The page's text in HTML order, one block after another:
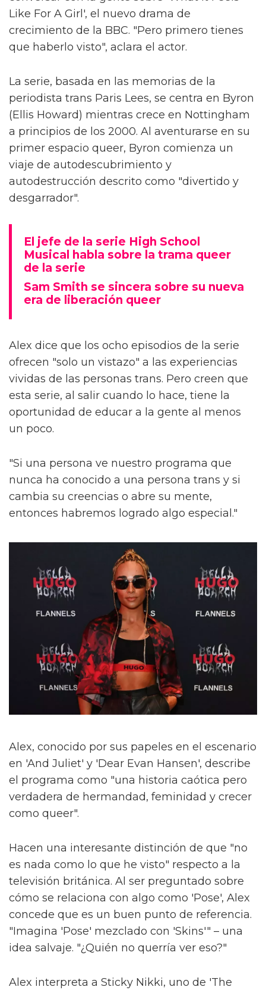
Like For A Girl', el nuevo drama de
crecimiento de la BBC. "Pero primero tienes
que haberlo visto", aclara el actor.
La serie, basada en las memorias de la
periodista trans Paris Lees, se centra en Byron
(Ellis Howard) mientras crece en Nottingham
a principios de los 2000. Al aventurarse en su
primer espacio queer, Byron comienza un
viaje de autodescubrimiento y
autodestrucción descrito como "divertido y
desgarrador".
El jefe de la serie High School
Musical habla sobre la trama queer
de la serie
Sam Smith se sincera sobre su nueva
era de liberación queer
Alex dice que los ocho episodios de la serie
ofrecen "solo un vistazo" a las experiencias
vividas de las personas trans. Pero creen que
esta serie, al salir cuando lo hace, tiene la
oportunidad de educar a la gente al menos
un poco.
"Si una persona ve nuestro programa que
nunca ha conocido a una persona trans y si
cambia su creencias o abre su mente,
entonces habremos logrado algo especial."
Alex, conocido por sus papeles en el escenario
en 'And Juliet' y 'Dear Evan Hansen', describe
el programa como "una historia caótica pero
verdadera de hermandad, feminidad y crecer
como queer".
Hacen una interesante distinción de que "no
es nada como lo que he visto" respecto a la
televisión británica. Al ser preguntado sobre
cómo se relaciona con algo como 'Pose', Alex
concede que es un buen punto de referencia.
"Imagina 'Pose' mezclado con 'Skins'" – una
idea salvaje. "¿Quién no querría ver eso?"
Alex interpreta a Sticky Nikki, uno de 'The